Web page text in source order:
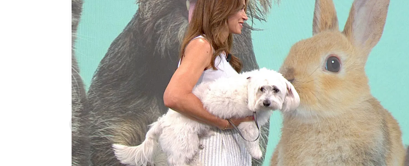
Andrés Pantoja
Publicado:04 de julio de 2024, 14:47
Whatsapp X